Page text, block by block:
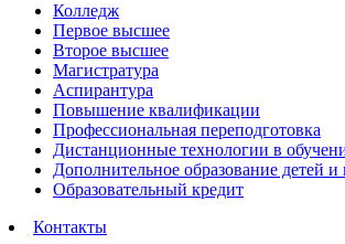
Колледж
Первое высшее
Второе высшее
Магистратура
Аспирантура
Повышение квалификации
Профессиональная переподготовка
Дистанционные технологии в
Дополнительное образование детей и
Образовательный кредит
Контакты